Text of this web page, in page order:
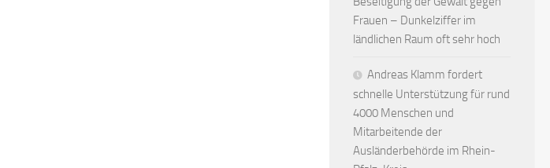
Frauen – Dunkelziffer im
ländlichen Raum oft sehr hoch
Andreas Klamm fordert
schnelle Unterstützung für rund
4000 Menschen und
Mitarbeitende der
Ausländerbehörde im Rhein-